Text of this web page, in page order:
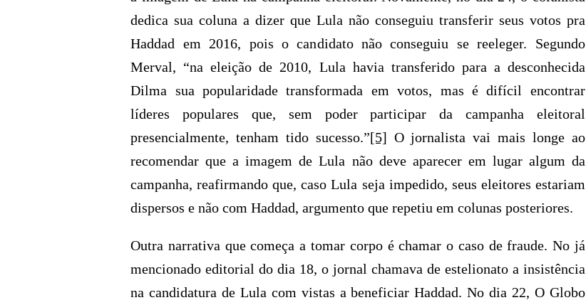
dedica sua coluna a dizer que Lula não conseguiu transferir seus votos pra
Haddad em 2016, pois o candidato não conseguiu se reeleger. Segundo
Merval, “na eleição de 2010, Lula havia transferido para a desconhecida
Dilma sua popularidade transformada em votos, mas é difícil encontrar
líderes populares que, sem poder participar da campanha eleitoral
presencialmente, tenham tido sucesso.”[5] O jornalista vai mais longe ao
recomendar que a imagem de Lula não deve aparecer em lugar algum da
campanha, reafirmando que, caso Lula seja impedido, seus eleitores estariam
dispersos e não com Haddad, argumento que repetiu em colunas posteriores.
Outra narrativa que começa a tomar corpo é chamar o caso de fraude. No já
mencionado editorial do dia 18, o jornal chamava de estelionato a insistência
na candidatura de Lula com vistas a beneficiar Haddad. No dia 22, O Globo